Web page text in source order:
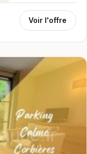
Voir l'offre